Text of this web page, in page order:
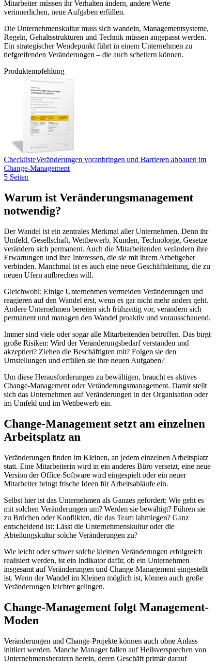
Mitarbeiter müssen ihr Verhalten ändern, andere Werte
verinnerlichen, neue Aufgaben erfüllen.
Die Unternehmenskultur muss sich wandeln, Managementsysteme,
Regeln, Gehaltsstrukturen und Technik müssen angepasst werden.
Ein strategischer Wendepunkt führt in einem Unternehmen zu
tiefgreifenden Veränderungen – die auch scheitern können.
Produktempfehlung
ChecklisteVeränderungen voranbringen und Barrieren abbauen im
Change-Management
5 Seiten
Warum ist Veränderungsmanagement
notwendig?
Der Wandel ist ein zentrales Merkmal aller Unternehmen. Denn ihr
Umfeld, Gesellschaft, Wettbewerb, Kunden, Technologie, Gesetze
verändern sich permanent. Auch die Mitarbeitenden verändern ihre
Erwartungen und ihre Interessen, die sie mit ihrem Arbeitgeber
verbinden. Manchmal ist es auch eine neue Geschäftsleitung, die zu
neuen Ufern aufbrechen will.
Gleichwohl: Einige Unternehmen vermeiden Veränderungen und
reagieren auf den Wandel erst, wenn es gar nicht mehr anders geht.
Andere Unternehmen bereiten sich frühzeitig vor, verändern sich
permanent und managen den Wandel proaktiv und vorausschauend.
Immer sind viele oder sogar alle Mitarbeitenden betroffen. Das birgt
große Risiken: Wird der Veränderungsbedarf verstanden und
akzeptiert? Ziehen die Beschäftigten mit? Folgen sie den
Umstellungen und erfüllen sie ihre neuen Aufgaben?
Um diese Herausforderungen zu bewältigen, braucht es aktives
Change-Management oder Veränderungsmanagement. Damit stellt
sich das Unternehmen auf Veränderungen in der Organisation oder
im Umfeld und im Wettbewerb ein.
Change-Management setzt am einzelnen
Arbeitsplatz an
Veränderungen finden im Kleinen, an jedem einzelnen Arbeitsplatz
statt. Eine Mitarbeiterin wird in ein anderes Büro versetzt, eine neue
Version der Office-Software wird eingespielt oder ein neuer
Mitarbeiter bringt frische Ideen für Arbeitsabläufe ein.
Selbst hier ist das Unternehmen als Ganzes gefordert: Wie geht es
mit solchen Veränderungen um? Werden sie bewältigt? Führen sie
zu Brüchen oder Konflikten, die das Team lahmlegen? Ganz
entscheidend ist: Lässt die Unternehmenskultur oder die
Abteilungskultur solche Veränderungen zu?
Wie leicht oder schwer solche kleinen Veränderungen erfolgreich
realisiert werden, ist ein Indikator dafür, ob ein Unternehmen
insgesamt auf Veränderungen und Change-Management eingestellt
ist. Wenn der Wandel im Kleinen möglich ist, können auch große
Veränderungen leichter gelingen.
Change-Management folgt Management-
Moden
Veränderungen und Change-Projekte können auch ohne Anlass
initiiert werden. Manche Manager fallen auf Heilsversprechen von
Unternehmensberatern herein, deren Geschäft primär darauf